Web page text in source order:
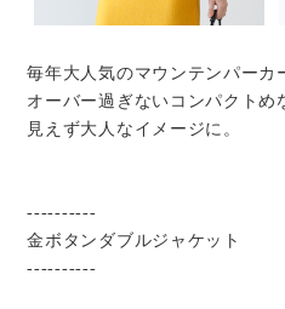
毎年大人気のマウンテンパーカ
オーバー過ぎないコンパクトめ
見えず大人なイメージに。
----------
金ボタンダブルジャケット
----------